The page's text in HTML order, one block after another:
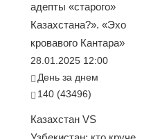
адепты «старого»
Казахстана?». «Эхо
кровавого Кантара»
28.01.2025 12:00
День за днем
140 (43496)
Казахстан VS